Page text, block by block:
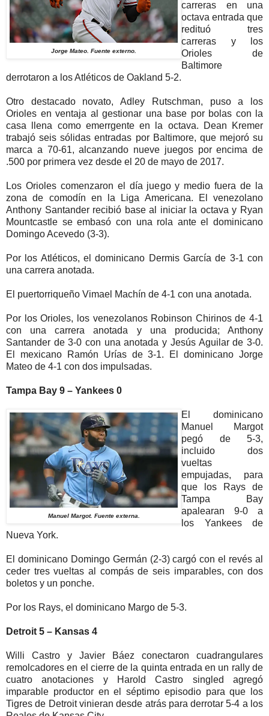
Jorge Mateo. Fuente externo.
carreras en una
octava entrada que
redituó tres
carreras y los
Orioles de
Baltimore
derrotaron a los Atléticos de Oakland 5-2.
Otro destacado novato, Adley Rutschman, puso a los
Orioles en ventaja al gestionar una base por bolas con la
casa llena como emerrgente en la octava. Dean Kremer
trabajó seis sólidas entradas por Baltimore, que mejoró su
marca a 70-61, alcanzando nueve juegos por encima de
.500 por primera vez desde el 20 de mayo de 2017.
Los Orioles comenzaron el día juego y medio fuera de la
zona de comodín en la Liga Americana. El venezolano
Anthony Santander recibió base al iniciar la octava y Ryan
Mountcastle se embasó con una rola ante el dominicano
Domingo Acevedo (3-3).
Por los Atléticos, el dominicano Dermis García de 3-1 con
una carrera anotada.
El puertorriqueño Vimael Machín de 4-1 con una anotada.
Por los Orioles, los venezolanos Robinson Chirinos de 4-1
con una carrera anotada y una producida; Anthony
Santander de 3-0 con una anotada y Jesús Aguilar de 3-0.
El mexicano Ramón Urías de 3-1. El dominicano Jorge
Mateo de 4-1 con dos impulsadas.
Tampa Bay 9 – Yankees 0
Manuel Margot. Fuente externa.
El dominicano
Manuel Margot
pegó de 5-3,
incluido dos
vueltas
empujadas, para
que los Rays de
Tampa Bay
apalearan 9-0 a
los Yankees de
Nueva York.
El dominicano Domingo Germán (2-3) cargó con el revés al
ceder tres vueltas al compás de seis imparables, con dos
boletos y un ponche.
Por los Rays, el dominicano Margo de 5-3.
Detroit 5 – Kansas 4
Willi Castro y Javier Báez conectaron cuadrangulares
remolcadores en el cierre de la quinta entrada en un rally de
cuatro anotaciones y Harold Castro singled agregó
imparable productor en el séptimo episodio para que los
Tigres de Detroit vinieran desde atrás para derrotar 5-4 a los